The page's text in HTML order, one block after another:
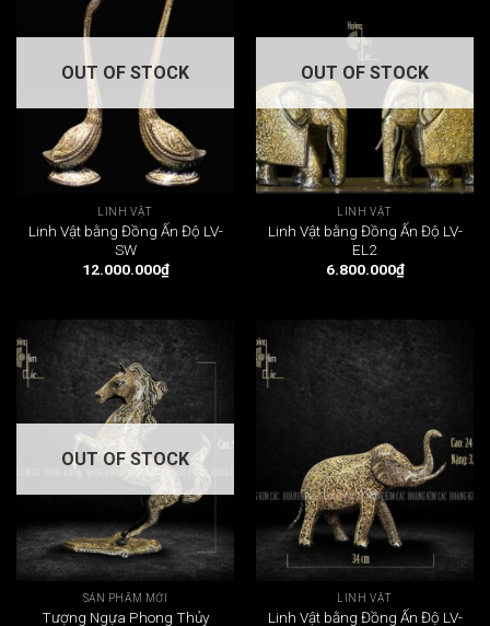
OUT OF STOCK
LINH VẬT
Linh Vật bằng Đồng Ấn Độ LV-
SW
12.000.000₫
OUT OF STOCK
LINH VẬT
Linh Vật bằng Đồng Ấn Độ LV-
EL2
6.800.000₫
OUT OF STOCK
SẢN PHẨM MỚI
Tượng Ngựa Phong Thủy
LINH VẬT
Linh Vật bằng Đồng Ấn Độ LV-